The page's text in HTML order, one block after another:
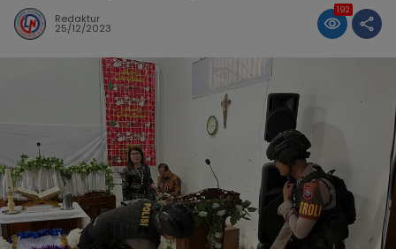
Redaktur
25/12/2023
192